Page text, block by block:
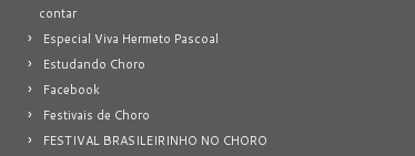
contar
Especial Viva Hermeto Pascoal
Estudando Choro
Facebook
Festivais de Choro
FESTIVAL BRASILEIRINHO NO CHORO